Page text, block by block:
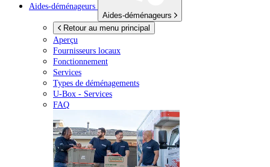
Aides-déménageurs
Aides-déménageurs
Retour au menu principal
Aperçu
Fournisseurs locaux
Fonctionnement
Services
Types de déménagements
U-Box - Services
FAQ